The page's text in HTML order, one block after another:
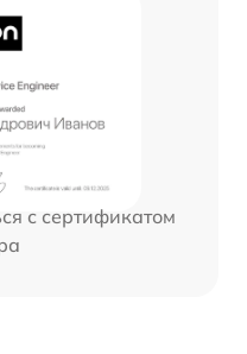
с сертификатом